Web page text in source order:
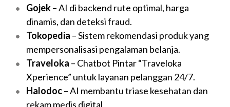
Gojek– AI di backend rute optimal, harga
dinamis, dan deteksi fraud.
Tokopedia – Sistem rekomendasi produk yang
mempersonalisasi pengalaman belanja.
Traveloka – Chatbot Pintar “Traveloka
Xperience” untuk layanan pelanggan 24/7.
Halodoc– AI membantu triase kesehatan dan
rekam medis digital.